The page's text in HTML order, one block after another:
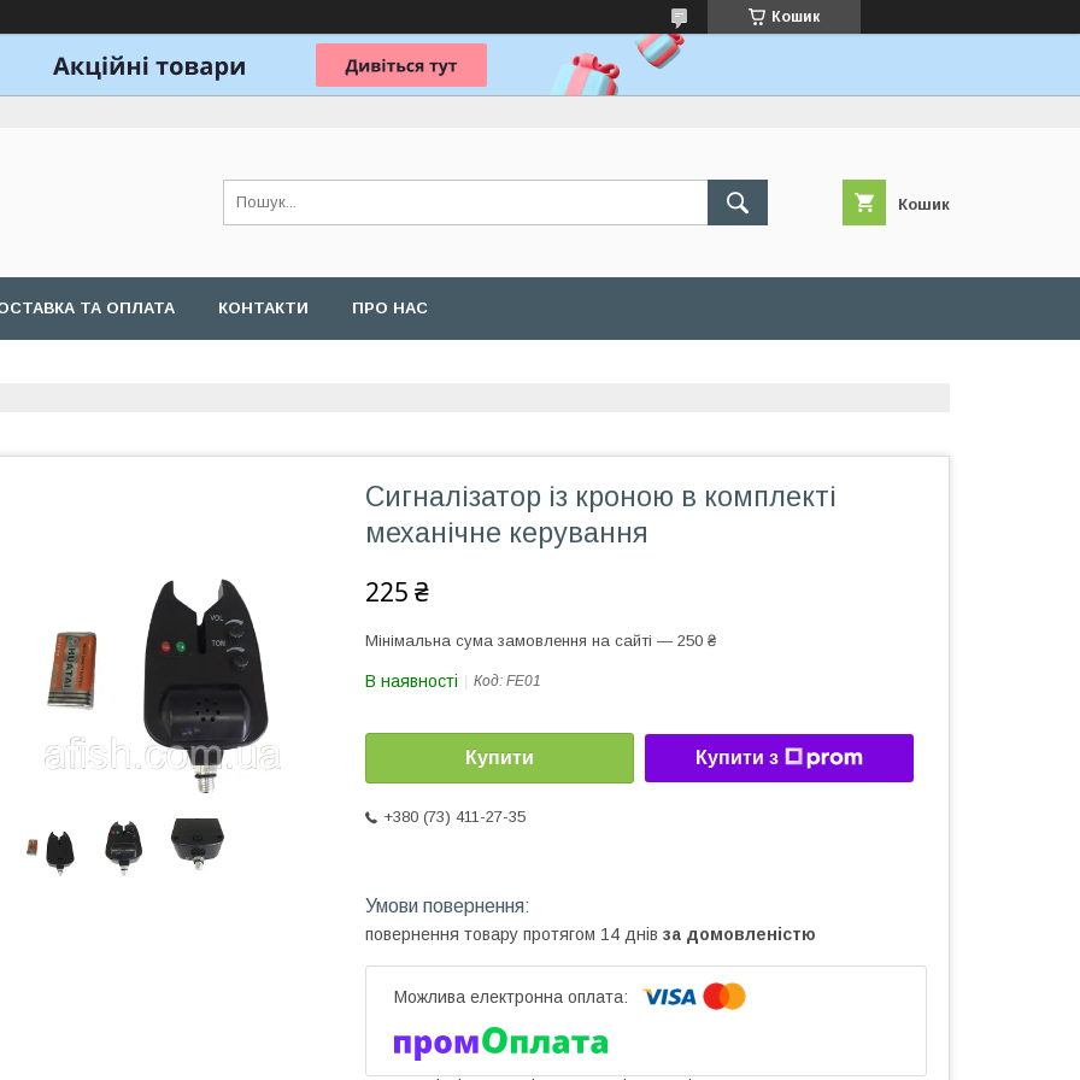
Кошик
Кошик
ТА ОПЛАТА КОНТАКТИ ПРО НАС
Сигналізатор із кроною в комплекті
механічне керування
225 ₴
Мінімальна сума замовлення на сайті — 250 ₴
В наявності Код: FE01
Купити Купити з
+380 (73) 411-27-35
повернення товару протягом 14 днів за домовленістю